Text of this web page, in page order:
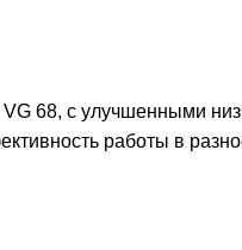
VG 68, с улучшенными
работы в